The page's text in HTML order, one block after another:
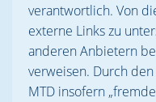
verantwortlich. Von
externe Links zu
anderen Anbietern
verweisen. Durch
MTD insofern